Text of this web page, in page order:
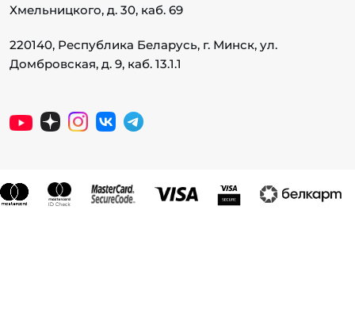
Хмельницкого, д. 30, каб. 69
220140, Республика Беларусь, г. Минск, ул.
Домбровская, д. 9, каб. 13.1.1